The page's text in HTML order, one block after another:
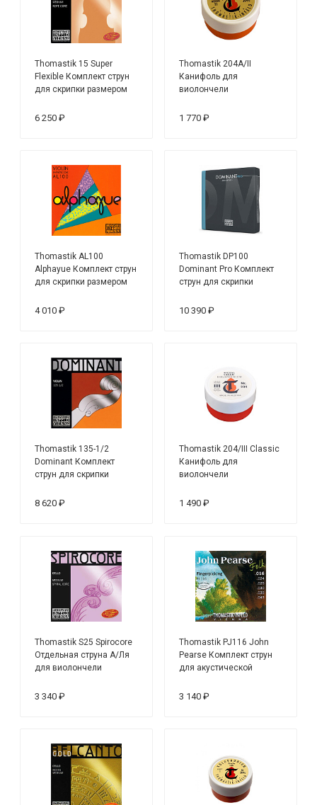
Thomastik 15 Super
Flexible Комплект струн
для скрипки размером
6 250 ₽
Thomastik 204A/II
Канифоль для
виолончели
1 770 ₽
Thomastik AL100
Alphayue Комплект струн
для скрипки размером
4 010 ₽
Thomastik DP100
Dominant Pro Комплект
струн для скрипки
натяжение
10 390 ₽
Thomastik 135-1/2
Dominant Комплект
струн для скрипки
натяжение
8 620 ₽
Thomastik 204/III Classic
Канифоль для
виолончели
1 490 ₽
Thomastik S25 Spirocore
Отдельная струна А/Ля
для виолончели
натяжение
3 340 ₽
Thomastik PJ116 John
Pearse Комплект струн
для акустической
3 140 ₽